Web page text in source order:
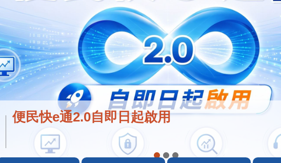
便民快e通2.0自即日起啟用